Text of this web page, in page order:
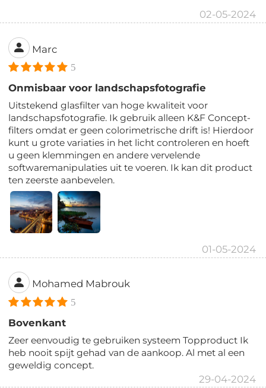
02-05-2024
Marc
5
Onmisbaar voor landschapsfotografie
Uitstekend glasfilter van hoge kwaliteit voor
landschapsfotografie. Ik gebruik alleen K&F Concept-
filters omdat er geen colorimetrische drift is! Hierdoor
kunt u grote variaties in het licht controleren en hoeft
u geen klemmingen en andere vervelende
softwaremanipulaties uit te voeren. Ik kan dit product
ten zeerste aanbevelen.
01-05-2024
Mohamed Mabrouk
5
Bovenkant
Zeer eenvoudig te gebruiken systeem Topproduct Ik
heb nooit spijt gehad van de aankoop. Al met al een
geweldig concept.
29-04-2024